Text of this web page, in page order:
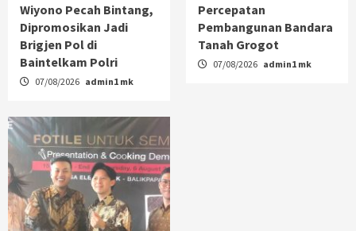
Wiyono Pecah Bintang,
Dipromosikan Jadi
Brigjen Pol di
Baintelkam Polri
07/08/2026 admin1 mk
Percepatan
Pembangunan Bandara
Tanah Grogot
07/08/2026 admin1 mk